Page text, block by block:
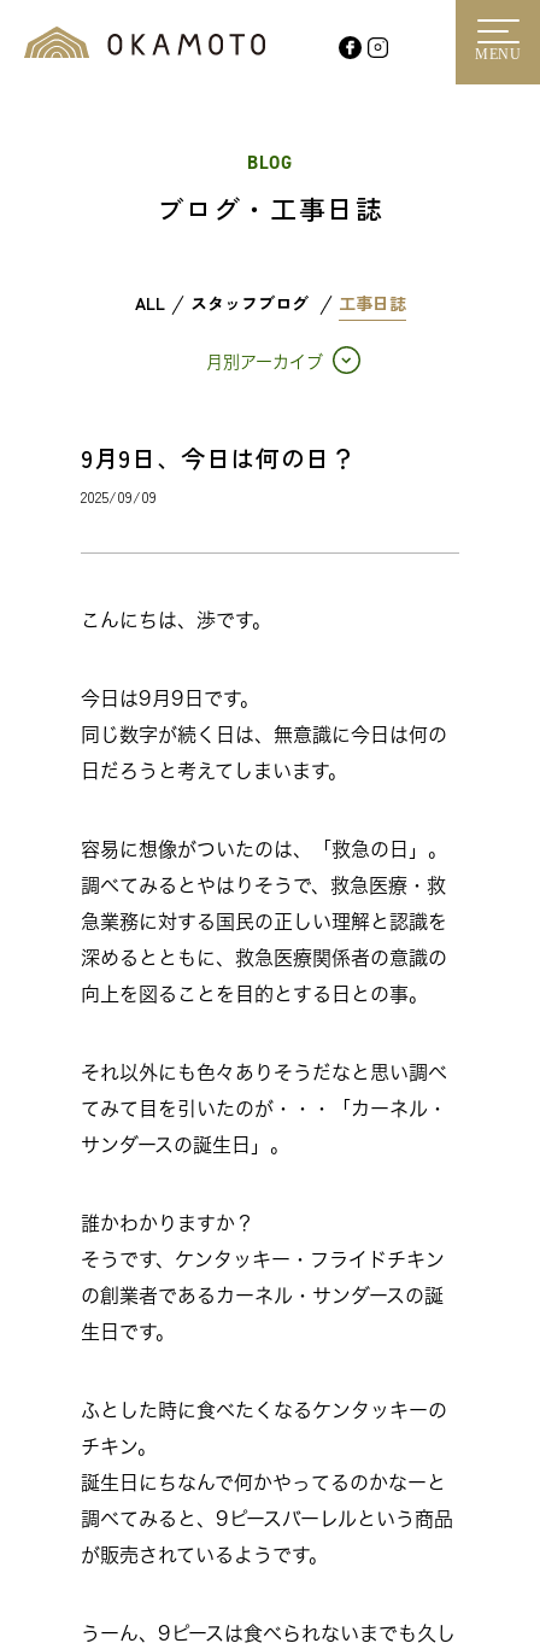
MENU
BLOG
ブログ・工事日誌
ALL スタッフブログ 工事日誌
月別アーカイブ
9月9日、今日は何の日？
2025/09/09
こんにちは、渉です。
今日は9月9日です。
同じ数字が続く日は、無意識に今日は何の
日だろうと考えてしまいます。
容易に想像がついたのは、「救急の日」。
調べてみるとやはりそうで、救急医療・救
急業務に対する国民の正しい理解と認識を
深めるとともに、救急医療関係者の意識の
向上を図ることを目的とする日との事。
それ以外にも色々ありそうだなと思い調べ
てみて目を引いたのが・・・「カーネル・
サンダースの誕生日」。
誰かわかりますか？
そうです、ケンタッキー・フライドチキン
の創業者であるカーネル・サンダースの誕
生日です。
ふとした時に食べたくなるケンタッキーの
チキン。
誕生日にちなんで何かやってるのかなーと
調べてみると、9ピースバーレルという商品
が販売されているようです。
うーん、9ピースは食べられないまでも久し